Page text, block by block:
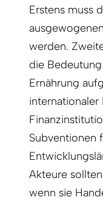
Erstens muss
werden.
die
Ernährung
Subventionen
Akteure
wenn sie